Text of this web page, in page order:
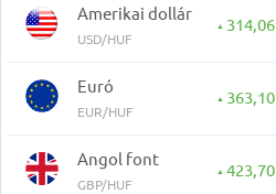
Amerikai dollár
USD/HUF
▲ 314,06
Euró
EUR/HUF
▲ 363,10
Angol font
GBP/HUF
▲ 423,70